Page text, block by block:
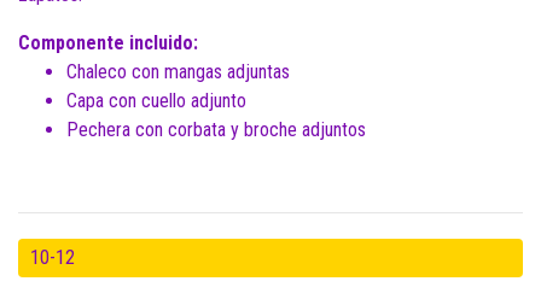
Componente incluido:
Chaleco con mangas adjuntas
Capa con cuello adjunto
Pechera con corbata y broche adjuntos
10-12